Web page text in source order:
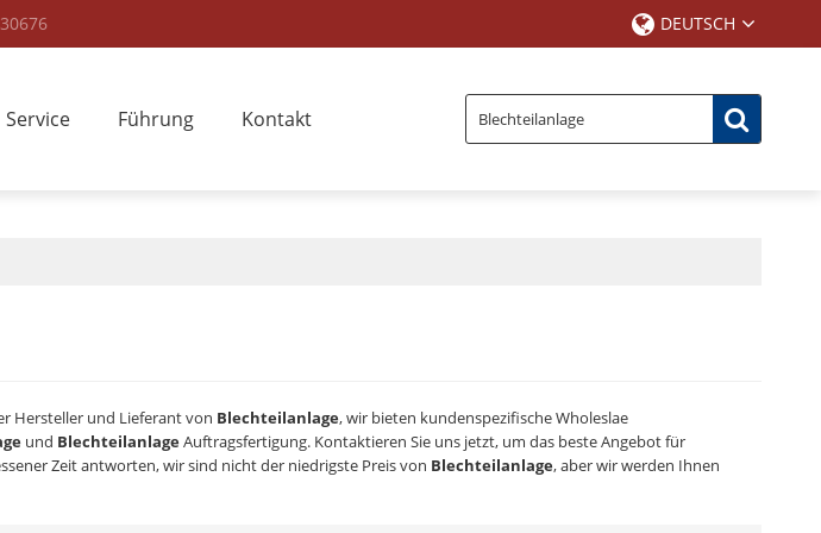
DEUTSCH
Service Führung Kontakt
Hersteller und Lieferant von Blechteilanlage, wir bieten kundenspezifische Wholeslae
und BlechteilanlageAuftragsfertigung. Kontaktieren Sie uns jetzt, um das beste Angebot für
Zeit antworten, wir sind nicht der niedrigste Preis von Blechteilanlage, aber wir werden Ihnen